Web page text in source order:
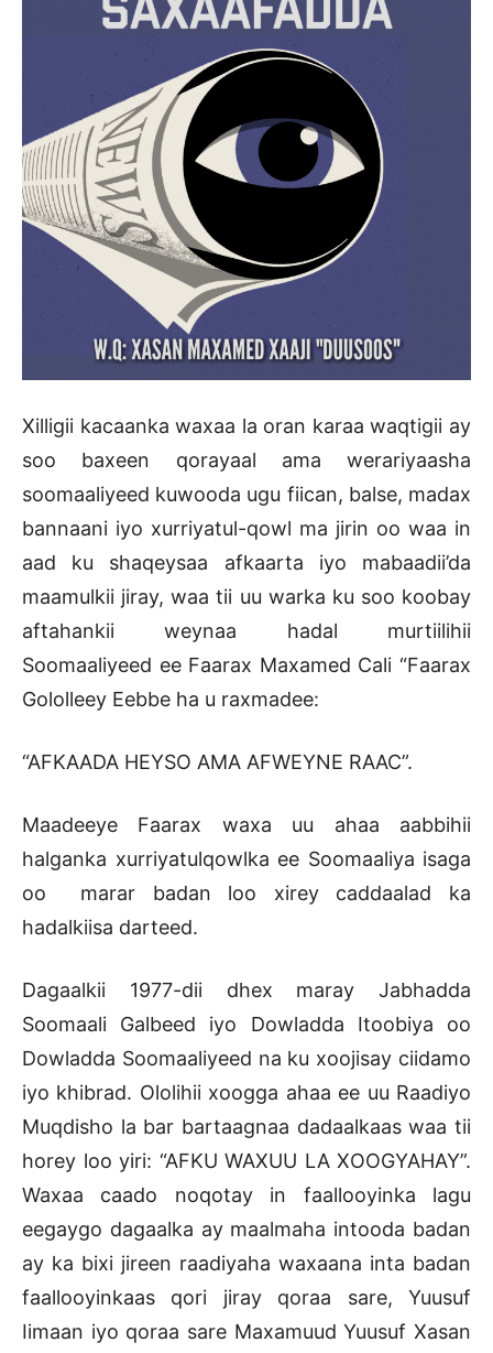
Xilligii kacaanka waxaa la oran karaa waqtigii ay
soo baxeen qorayaal ama werariyaasha
soomaaliyeed kuwooda ugu fiican, balse, madax
bannaani iyo xurriyatul-qowl ma jirin oo waa in
aad ku shaqeysaa afkaarta iyo mabaadii’da
maamulkii jiray, waa tii uu warka ku soo koobay
aftahankii weynaa hadal murtiilihii
Soomaaliyeed ee Faarax Maxamed Cali “Faarax
Gololleey Eebbe ha u raxmadee:
“AFKAADA HEYSO AMA AFWEYNE RAAC”.
Maadeeye Faarax waxa uu ahaa aabbihii
halganka xurriyatulqowlka ee Soomaaliya isaga
oo marar badan loo xirey caddaalad ka
hadalkiisa darteed.
Dagaalkii 1977-dii dhex maray Jabhadda
Soomaali Galbeed iyo Dowladda Itoobiya oo
Dowladda Soomaaliyeed na ku xoojisay ciidamo
iyo khibrad. Ololihii xoogga ahaa ee uu Raadiyo
Muqdisho la bar bartaagnaa dadaalkaas waa tii
horey loo yiri: “AFKU WAXUU LA XOOGYAHAY”.
Waxaa caado noqotay in faallooyinka lagu
eegaygo dagaalka ay maalmaha intooda badan
ay ka bixi jireen raadiyaha waxaana inta badan
faallooyinkaas qori jiray qoraa sare, Yuusuf
Iimaan iyo qoraa sare Maxamuud Yuusuf Xasan